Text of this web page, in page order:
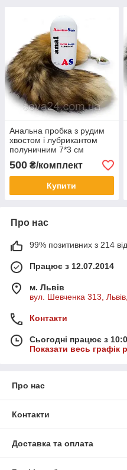
Анальна пробка з рудим
хвостом і лубрикантом
полуничним 7*3 см
500 ₴/комплект
Купити
Про нас
99% позитивних з 214
Працює з 12.07.2014
м. Львів
вул. Шевченка 313,
Контакти
Сьогодні працює з
Показати весь графік
Про нас
Контакти
Доставка та оплата